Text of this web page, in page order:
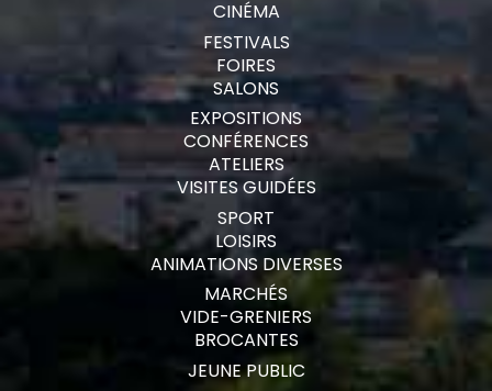
CINÉMA
FESTIVALS
FOIRES
SALONS
EXPOSITIONS
CONFÉRENCES
ATELIERS
VISITES GUIDÉES
SPORT
LOISIRS
ANIMATIONS DIVERSES
MARCHÉS
VIDE-GRENIERS
BROCANTES
JEUNE PUBLIC